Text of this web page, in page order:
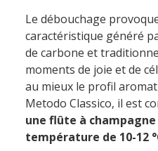
Le débouchage
caractéristique généré
de carbone et
moments de joie et de
au mieux le profil
Metodo Classico, il est
une flûte à champagne
température de 10-12